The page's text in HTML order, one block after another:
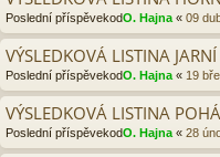
Poslední příspěvekodO. Hajna « 09
VÝSLEDKOVÁ LISTINA
Poslední příspěvekodO. Hajna « 19
VÝSLEDKOVÁ LISTINA
Poslední příspěvekodO. Hajna « 28